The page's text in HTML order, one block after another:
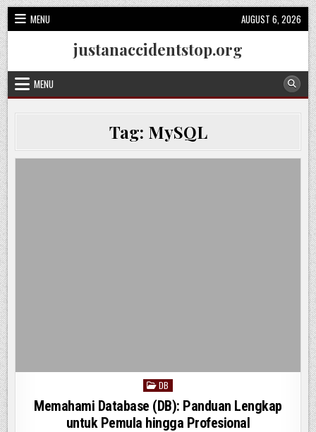
Skip
to
content
MENU AUGUST 6, 2026
justanaccidentstop.org
MENU
Tag: MySQL
Posted
DB
Memahami Database (DB): Panduan Lengkap
untuk Pemula hingga Profesional